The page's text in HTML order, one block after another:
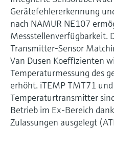
Gerätefehlererkennung
nach NAMUR NE107
Messstellenverfügbarkeit.
Transmitter-Sensor
Van Dusen Koeffizienten
Temperaturmessung des
erhöht. iTEMP TMT71
Temperaturtransmitter
Betrieb im Ex-Bereich
Zulassungen ausgelegt